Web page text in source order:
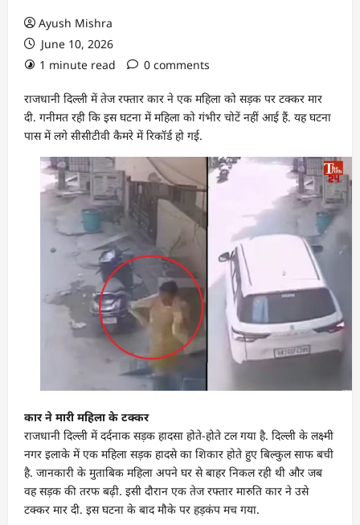
Ayush Mishra
June 10, 2026
1 minute read
0 comments
राजधानी दिल्ली में तेज रफ्तार कार ने एक महिला को सड़क पर टक्कर मार
दी. गनीमत रही कि इस घटना में महिला को गंभीर चोटें नहीं आई हैं. यह घटना
पास में लगे सीसीटीवी कैमरे में रिकॉर्ड हो गई.
कार ने मारी महिला के टक्कर
राजधानी दिल्ली में दर्दनाक सड़क हादसा होते-होते टल गया है. दिल्ली के लक्ष्मी
नगर इलाके में एक महिला सड़क हादसे का शिकार होते हुए बिल्कुल साफ बची
है. जानकारी के मुताबिक महिला अपने घर से बाहर निकल रही थी और जब
वह सड़क की तरफ बढ़ी. इसी दौरान एक तेज रफ्तार मारुति कार ने उसे
टक्कर मार दी. इस घटना के बाद मौके पर हड़कंप मच गया.